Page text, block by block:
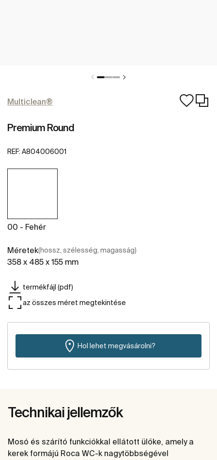
Multiclean®
Premium Round
REF: A804006001
00 - Fehér
Méretek(hossz, szélesség, magasság)
358 x 485 x 155 mm
termékfájl (pdf)
az összes méret megtekintése
Hol lehet megvásárolni?
Technikai jellemzők
Mosó és szárító funkciókkal ellátott ülőke, amely a
kerek formájú Roca WC-k nagytöbbségével